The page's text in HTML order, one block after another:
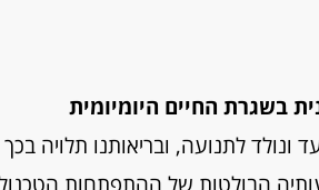
בשגרת החיים היומיומית
ונולד לתנועה, ובריאותנו תלויה